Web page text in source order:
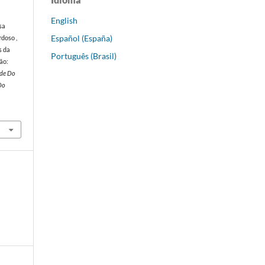
,
da
Do
English
Español (España)
Português (Brasil)